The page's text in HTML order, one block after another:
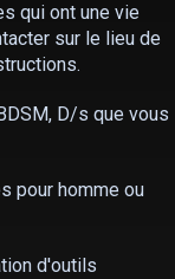
qui ont une vie
sur le lieu de
D/s que vous
pour homme ou
d'outils